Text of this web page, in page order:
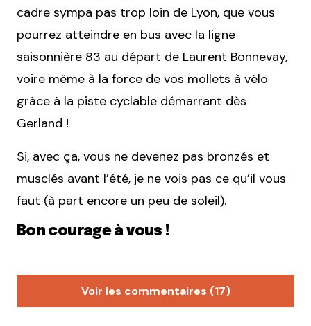
cadre sympa pas trop loin de Lyon, que vous
pourrez atteindre en bus avec la ligne
saisonnière 83 au départ de Laurent Bonnevay,
voire même à la force de vos mollets à vélo
grâce à la piste cyclable démarrant dès
Gerland !
Si, avec ça, vous ne devenez pas bronzés et
musclés avant l’été, je ne vois pas ce qu’il vous
faut (à part encore un peu de soleil).
Bon courage à vous !
Voir les commentaires (17)